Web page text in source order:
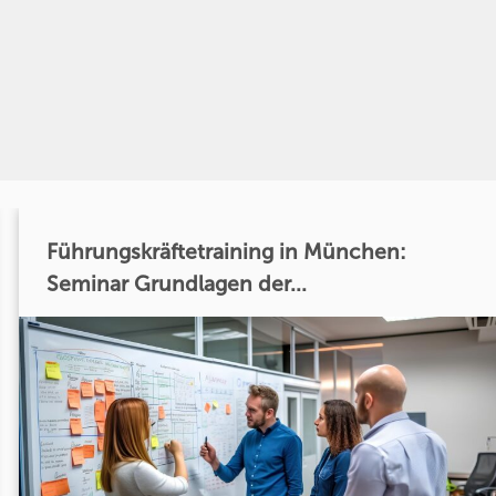
Führungskräftetraining in München:
Seminar Grundlagen der...